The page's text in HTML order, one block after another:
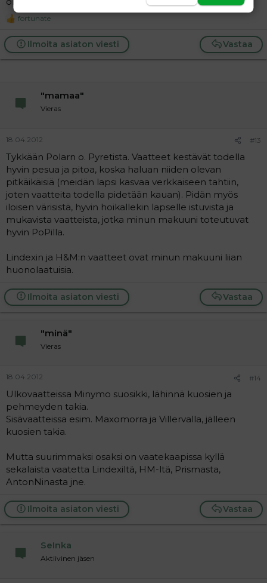
R
a
c
t
fortunate
Vastaa
Ilmoita asiaton viesti
"mamaa"
Vieras
18.04.2012 #13
Tykkään Polarn o. Pyretista. Vaatteet kestävät todella
hyvin pesua ja pitoa, koska haluan niiden olevan
pitkäikäisiä (meidän lapsi kasvaa verkkaiseen tahtiin,
joten vaatteita todella pidetään kauan). Pidän myös
iloisen värisistä, hyvin hoikallekin lapselle istuvista ja
mukavista vaatteista, jotka minun makuuni toteutuvat
hyvin PoPilla.
Lindexin ja H&M:n vaatteet ovat minun makuuni liian
huonolaatuisia.
Vastaa
Ilmoita asiaton viesti
"minä"
Vieras
18.04.2012 #14
Ulkovaatteissa Minymo suosikki, lähinnä kuosien ja
pehmeyden takia.
Sisävaatteissa esim. Maxomorra ja Villervalla, jälleen
kuosien takia.
Mutta suurimmaksi osaksi on vaatekaapissa kyllä
sekalaista vaatetta Lindexiltä, HM-ltä, Prismasta,
AntonNinasta jne.
Vastaa
Ilmoita asiaton viesti
SeInka
Aktiivinen jäsen